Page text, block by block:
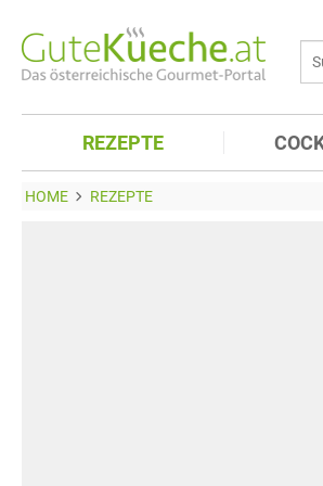
REZEPTE
HOME REZEPTE